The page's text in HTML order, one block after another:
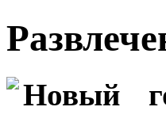
Новый